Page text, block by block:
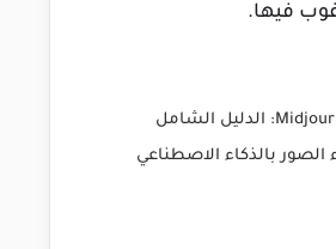
فيها.
Midjourney AI: الدليل الشامل
الصور بالذكاء الاصطناعي